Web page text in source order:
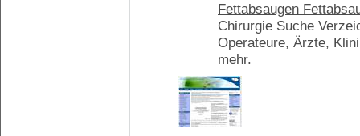
Fettabsaugen
Chirurgie Suche
Operateure, Ärzte,
mehr.